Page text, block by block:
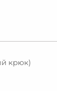
крюк)